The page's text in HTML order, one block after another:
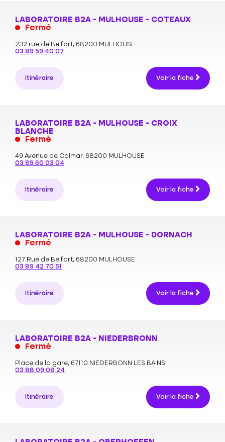
LABORATOIRE B2A - MULHOUSE - COTEAUX
Fermé
232 rue de Belfort, 68200 MULHOUSE
03 89 59 40 07
Itinéraire Voir la fiche
LABORATOIRE B2A - MULHOUSE - CROIX
BLANCHE
Fermé
49 Avenue de Colmar, 68200 MULHOUSE
03 89 60 03 04
Itinéraire Voir la fiche
LABORATOIRE B2A - MULHOUSE - DORNACH
Fermé
127 Rue de Belfort, 68200 MULHOUSE
03 89 42 70 51
Itinéraire Voir la fiche
LABORATOIRE B2A - NIEDERBRONN
Fermé
Place de la gare, 67110 NIEDERBONN LES BAINS
03 88 09 08 24
Itinéraire Voir la fiche